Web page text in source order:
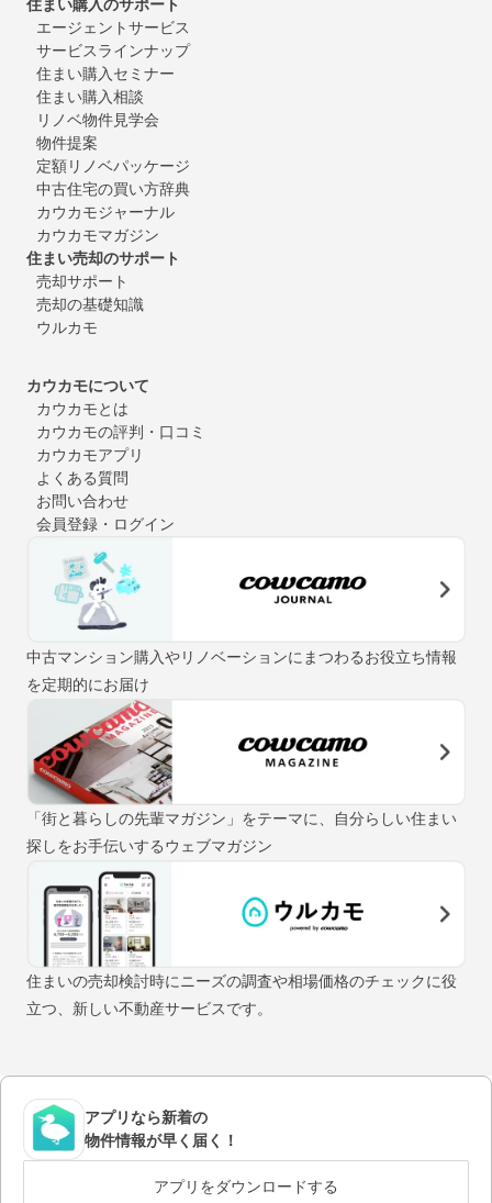
住まい購入のサポート
エージェントサービス
サービスラインナップ
住まい購入セミナー
住まい購入相談
リノベ物件見学会
物件提案
定額リノベパッケージ
中古住宅の買い方辞典
カウカモジャーナル
カウカモマガジン
住まい売却のサポート
売却サポート
売却の基礎知識
ウルカモ
カウカモについて
カウカモとは
カウカモの評判・口コミ
カウカモアプリ
よくある質問
お問い合わせ
会員登録・ログイン
中古マンション購入やリノベーションにまつわるお役立ち情報
を定期的にお届け
「街と暮らしの先輩マガジン」をテーマに、自分らしい住まい
探しをお手伝いするウェブマガジン
住まいの売却検討時にニーズの調査や相場価格のチェックに役
立つ、新しい不動産サービスです。
アプリなら新着の
物件情報が早く届く！
アプリをダウンロードする